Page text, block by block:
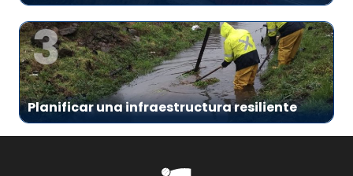
3
Planificar una infraestructura resiliente